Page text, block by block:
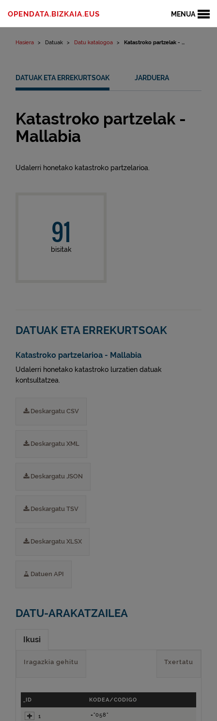
MENUA
OPENDATA.BIZKAIA.EUS
Hasiera Datuak Datu katalogoa Katastroko partzelak - ...
DATUAK ETA ERREKURTSOAK JARDUERA
Katastroko partzelak -
Mallabia
Udalerri honetako katastroko partzelarioa.
91
bisitak
DATUAK ETA ERREKURTSOAK
Katastroko partzelarioa - Mallabia
Udalerri honetako katastroko lurzatien datuak
kontsultatzea.
Deskargatu CSV
Deskargatu XML
Deskargatu JSON
Deskargatu TSV
Deskargatu XLSX
Datuen API
DATU-ARAKATZAILEA
Ikusi
Txertatu
Iragazkia gehitu
_ID KODEA/CODIGO
1 ="058"